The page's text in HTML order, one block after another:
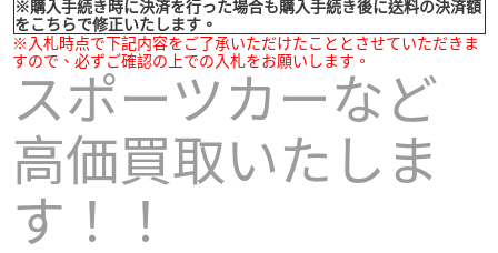
※購入手続き時に決済を行った場合も購入手続き後に送料の決済額
をこちらで修正いたします。
※入札時点で下記内容をご了承いただけたこととさせていただきま
すので、必ずご確認の上での入札をお願いします。
スポーツカーなど
高価買取いたしま
す！！